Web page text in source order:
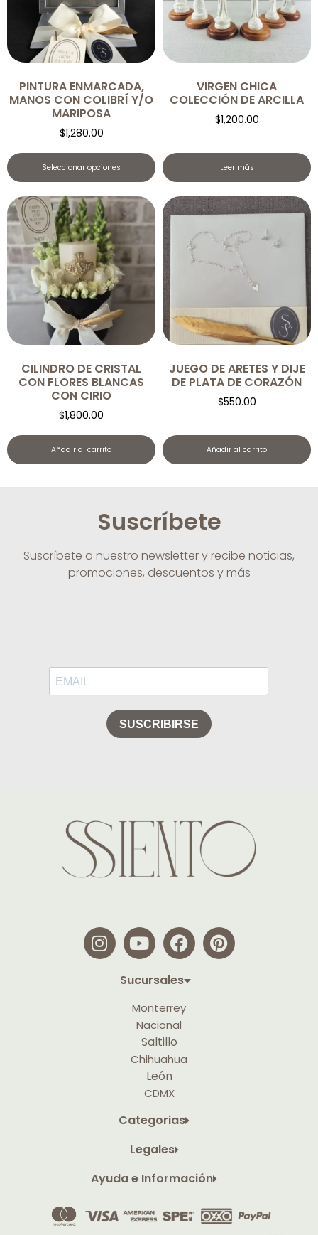
PINTURA ENMARCADA,
MANOS CON COLIBRÍ Y/O
MARIPOSA
$1,280.00
Seleccionar opciones
VIRGEN CHICA
COLECCIÓN DE ARCILLA
$1,200.00
Leer más
CILINDRO DE CRISTAL
CON FLORES BLANCAS
CON CIRIO
$1,800.00
Añadir al carrito
JUEGO DE ARETES Y DIJE
DE PLATA DE CORAZÓN
$550.00
Añadir al carrito
Suscríbete
Suscríbete a nuestro newsletter y recibe noticias,
promociones, descuentos y más
Sucursales
Monterrey
Nacional
Saltillo
Chihuahua
León
CDMX
Categorias
Legales
Ayuda e Información